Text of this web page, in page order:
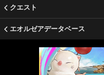
クエスト
エオルゼアデータベース